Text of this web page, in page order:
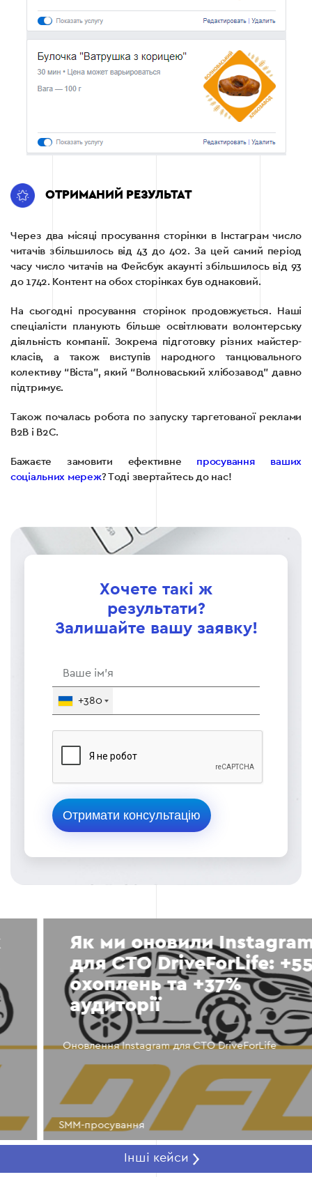
ОТРИМАНИЙ РЕЗУЛЬТАТ
Через два місяці просування сторінки в Інстаграм число
читачів збільшилось від 43 до 402. За цей самий період
часу число читачів на Фейсбук акаунті збільшилось від 93
до 1742. Контент на обох сторінках був однаковий.
На сьогодні просування сторінок продовжується. Наші
спеціалісти планують більше освітлювати волонтерську
діяльність компанії. Зокрема підготовку різних майстер-
класів, а також виступів народного танцювального
колективу “Віста”, який “Волноваський хлібозавод” давно
підтримує.
Також почалась робота по запуску таргетованої реклами
В2В і В2С.
Бажаєте замовити ефективне просування ваших
соціальних мереж? Тоді звертайтесь до нас!
Хочете такі ж
результати?
Залишайте вашу заявку!
+380
Як ми оновили Instagram
для СТО DriveForLife: +55%
охоплень та +37%
аудиторії
Оновлення Instagram для СТО DriveForLife
SMM-просування
Інші кейси